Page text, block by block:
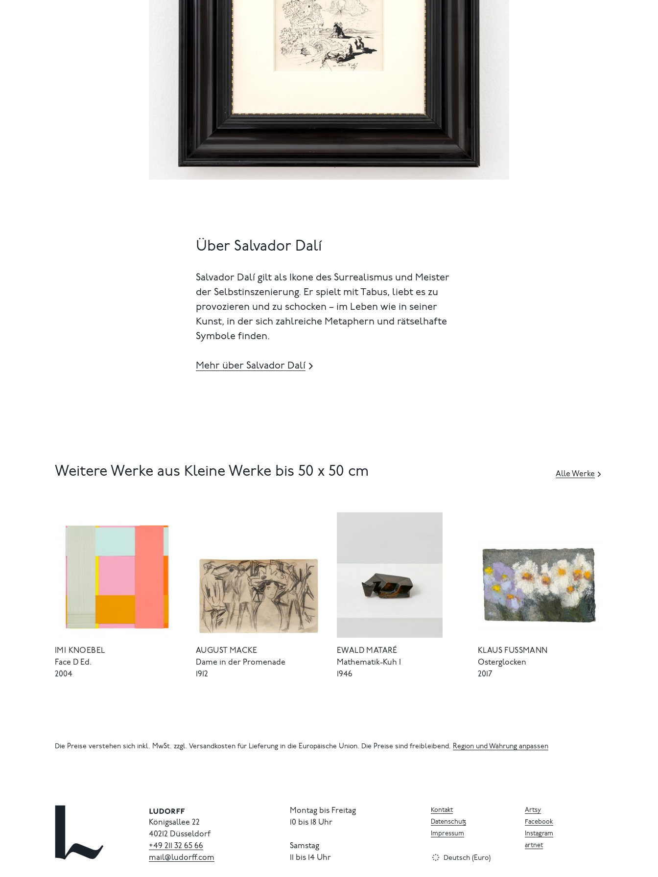
Über Salvador Dalí
Salvador Dalí gilt als Ikone des Surrealismus und Meister
der Selbstinszenierung. Er spielt mit Tabus, liebt es zu
provozieren und zu schocken – im Leben wie in seiner
Kunst, in der sich zahlreiche Metaphern und rätselhafte
Symbole finden.
Mehr über Salvador Dalí
Weitere Werke aus Kleine Werke bis 50 x 50 cm Alle Werke
IMI KNOEBEL
Face D Ed.
2004
AUGUST MACKE
Dame in der Promenade
1912
EWALD MATARÉ
Mathematik-Kuh I
1946
KLAUS FUSSMANN
Osterglocken
2017
Die Preise verstehen sich inkl. MwSt. zzgl. Versandkosten für Lieferung in die Europäische Union. Die Preise sind freibleibend. Region und Währung anpassen
Königsallee 22
40212 Düsseldorf
+49 211 32 65 66
mail@ludorff.com
Montag bis Freitag
10 bis 18 Uhr
Samstag
11 bis 14 Uhr
Artsy
Facebook
Instagram
artnet
Kontakt
Datenschutz
Impressum
Deutsch (Euro)